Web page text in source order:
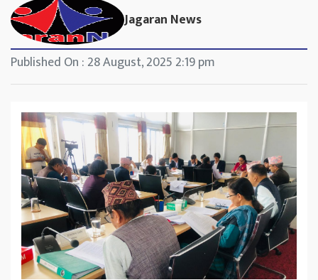
Jagaran News
Published On : 28 August, 2025 2:19 pm